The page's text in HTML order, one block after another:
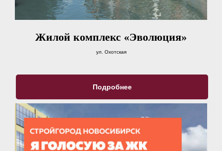
Жилой комплекс «Эволюция»
ул. Охотская
Подробнее